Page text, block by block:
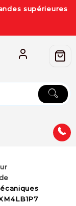
supérieures